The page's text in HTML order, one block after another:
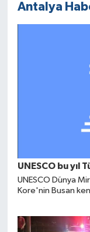
Antalya
UNESCO bu yıl
UNESCO Dünya
Kore'nin Busan
eser yer almadı.